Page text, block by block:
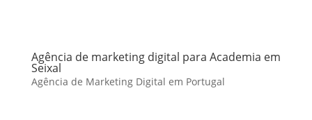
Agência de marketing digital para Academia em
Seixal
Agência de Marketing Digital em Portugal